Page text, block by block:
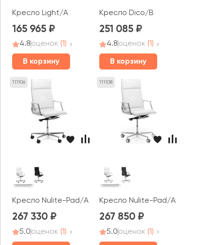
Кресло Light/A
165 965
4.8оценок (1)
В корзину
Кресло Dico/B
251 085
4.8оценок (1)
В корзину
111106
Кресло Nulite-Pad/A
267 330
5.0оценок (1)
111108
Кресло Nulite-Pad/A хром.
267 850
5.0оценок (1)